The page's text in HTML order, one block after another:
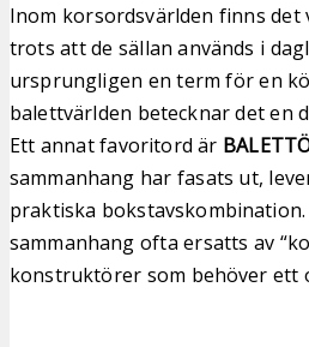
Inom korsordsvärlden finns det
trots att de sällan används i
ursprungligen en term för en
balettvärlden betecknar det en
Ett annat favoritord är
sammanhang har fasats ut,
praktiska
sammanhang ofta ersatts av
konstruktörer som behöver ett